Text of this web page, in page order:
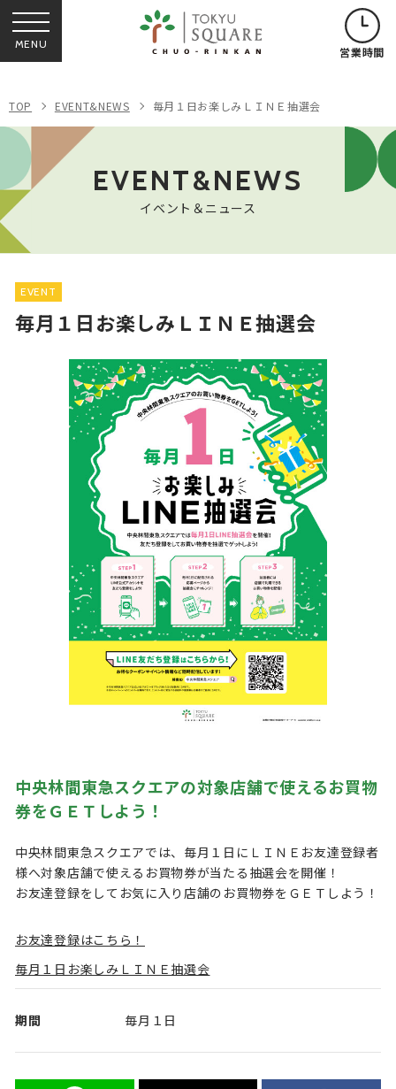
MENU 営業時間
TOP EVENT&NEWS 毎月１日お楽しみＬＩＮＥ抽選会
EVENT&NEWS
イベント＆ニュース
中央林間東急スクエアの対象店舗で使えるお買物
券をＧＥＴしよう！
中央林間東急スクエアでは、毎月１日にＬＩＮＥお友達登録者
様へ対象店舗で使えるお買物券が当たる抽選会を開催！
お友達登録をしてお気に入り店舗のお買物券をＧＥＴしよう！
お友達登録はこちら！
毎月１日お楽しみＬＩＮＥ抽選会
期間 毎月１日
EVENT
毎月１日お楽しみＬＩＮＥ抽選会